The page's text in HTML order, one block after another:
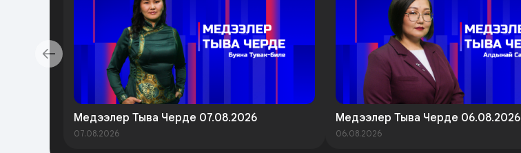
Медээлер Тыва Черде 07.08.2026
07.08.2026
Медээлер Тыва Черде 06.08.2026
06.08.2026